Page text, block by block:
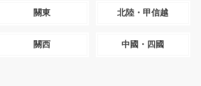
關東 北陸・甲信越
關西 中國・四國